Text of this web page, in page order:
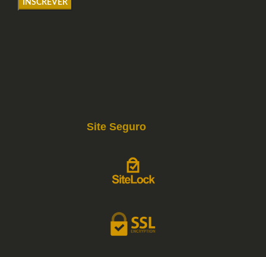
Site Seguro